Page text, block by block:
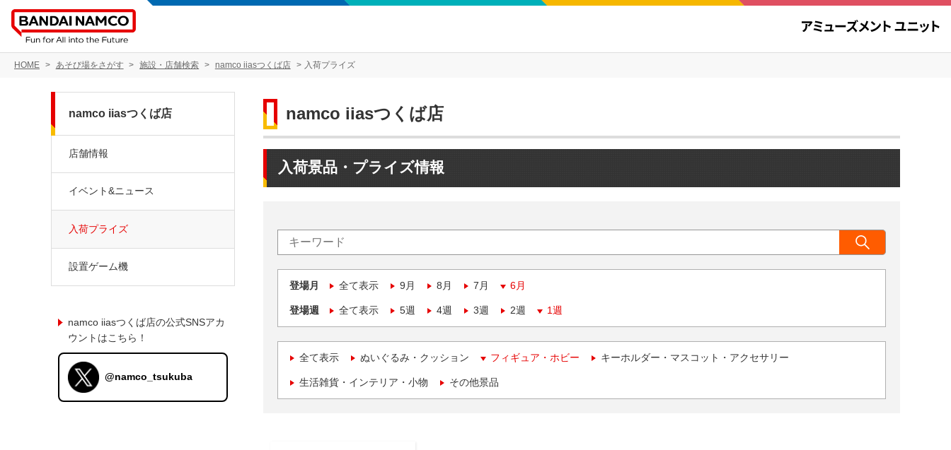
HOME あそび場をさがす 施設・店舗検索 namco iiasつくば店 入荷プライズ
namco iiasつくば店
入荷景品・プライズ情報
登場月 全て表示 9月 8月 7月 6月
登場週 全て表示 5週 4週 3週 2週 1週
全て表示 ぬいぐるみ・クッション フィギュア・ホビー キーホルダー・マスコット・アクセサリー
生活雑貨・インテリア・小物 その他景品
namco iiasつくば店
店舗情報
イベント&ニュース
入荷プライズ
設置ゲーム機
namco iiasつくば店の公式SNSアカ
ウントはこちら！
@namco_tsukuba